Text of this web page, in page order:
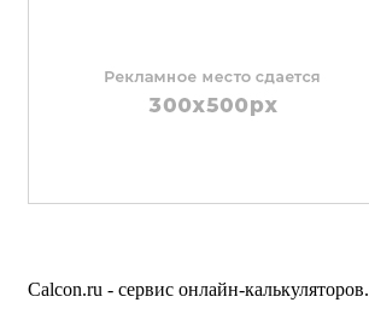
Calcon.ru - сервис онлайн-калькуляторов.